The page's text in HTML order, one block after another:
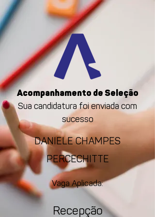
Acompanhamento de Seleção
Sua candidatura foi enviada com
sucesso
DANIELE CHAMPES
PERCECHITTE
Vaga Aplicada:
Recepção